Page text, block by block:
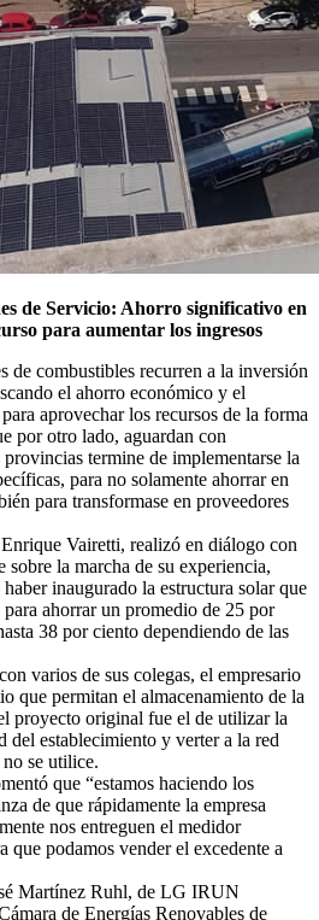
de Servicio: Ahorro significativo en
para aumentar los ingresos
de combustibles recurren a la inversión
el ahorro económico y el
aprovechar los recursos de la forma
por otro lado, aguardan con
termine de implementarse la
para no solamente ahorrar en
para transformase en proveedores
Vairetti, realizó en diálogo con
sobre la marcha de su experiencia,
inaugurado la estructura solar que
ahorrar un promedio de 25 por
38 por ciento dependiendo de las
varios de sus colegas, el empresario
que permitan el almacenamiento de la
proyecto original fue el de utilizar la
del establecimiento y verter a la red
se utilice.
que “estamos haciendo los
de que rápidamente la empresa
nos entreguen el medidor
que podamos vender el excedente a
Martínez Ruhl, de LG IRUN
de Energías Renovables de